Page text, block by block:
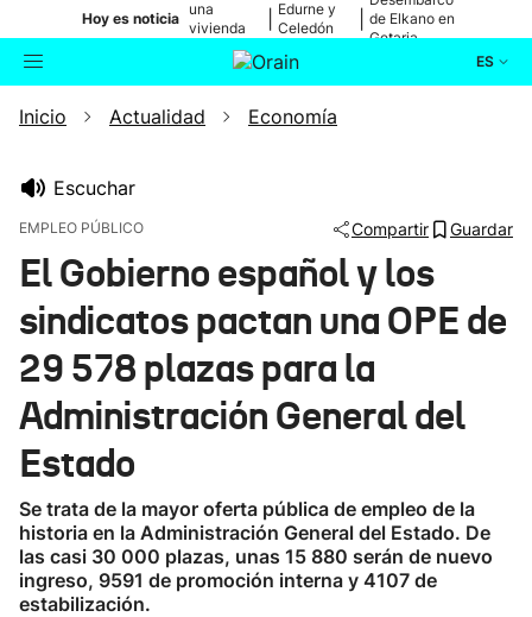
Hoy es noticia
una
vivienda
de Bilbao
Edurne y
Celedón
de Elkano en
Getaria
ES
Buscador Actualidad
Ikusmiran
Eguraldia
Inicio Actualidad Economía
Escuchar
EMPLEO PÚBLICO Compartir Guardar
El Gobierno español y los
sindicatos pactan una OPE de
29 578 plazas para la
Administración General del
Estado
Se trata de la mayor oferta pública de empleo de la
historia en la Administración General del Estado. De
las casi 30 000 plazas, unas 15 880 serán de nuevo
ingreso, 9591 de promoción interna y 4107 de
estabilización.